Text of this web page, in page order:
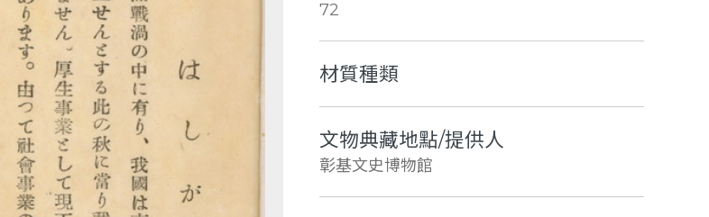
72
材質種類
文物典藏地點/提供人
彰基文史博物館